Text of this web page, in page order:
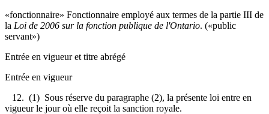
«fonctionnaire» Fonctionnaire employé aux termes de la partie III de
la Loi de 2006 sur la fonction publique de l'Ontario. («public
servant»)
Entrée en vigueur et titre abrégé
Entrée en vigueur
12. (1) Sous réserve du paragraphe (2), la présente loi entre en
vigueur le jour où elle reçoit la sanction royale.